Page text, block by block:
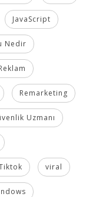
JavaScript
Nedir
Remarketing
Uzmanı
viral